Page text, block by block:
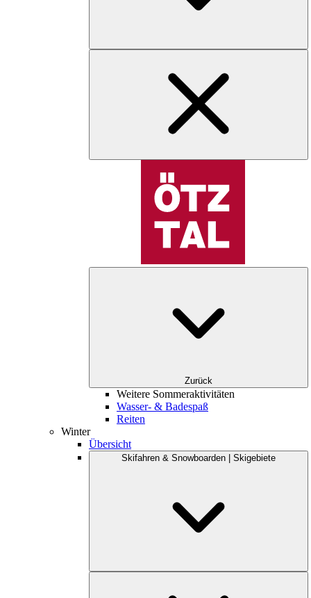
Zurück
Weitere Sommeraktivitäten
Wasser- & Badespaß
Reiten
Winter
Übersicht
Skifahren & Snowboarden | Skigebiete